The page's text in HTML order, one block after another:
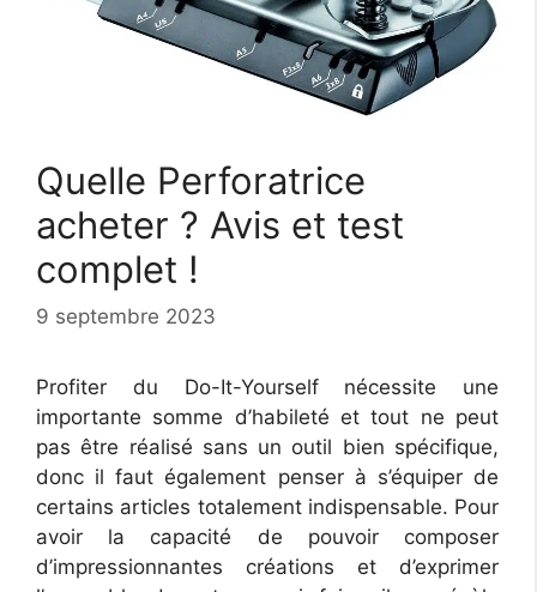
Quelle Perforatrice
acheter ? Avis et test
complet !
9 septembre 2023
Profiter du Do-It-Yourself nécessite une
importante somme d’habileté et tout ne peut
pas être réalisé sans un outil bien spécifique,
donc il faut également penser à s’équiper de
certains articles totalement indispensable. Pour
avoir la capacité de pouvoir composer
d’impressionnantes créations et d’exprimer